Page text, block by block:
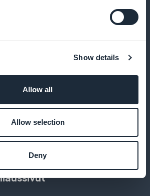
Show details
Allow all
Allow selection
Deny
sinulle